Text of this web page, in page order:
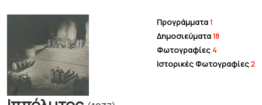
Προγράμματα 1
Δημοσιεύματα 18
Φωτογραφίες 4
Ιστορικές Φωτογραφίες 2